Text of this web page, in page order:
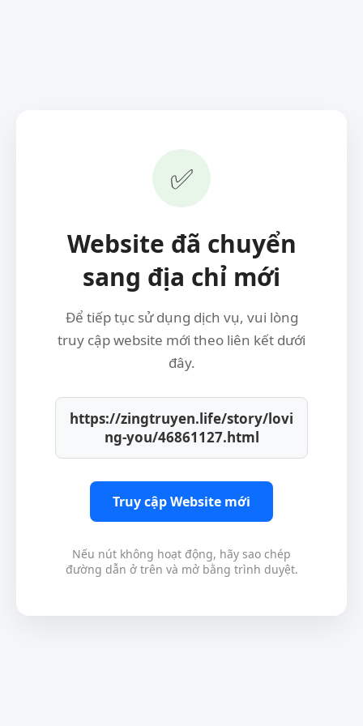
✅
Website đã chuyển
sang địa chỉ mới
Để tiếp tục sử dụng dịch vụ, vui lòng
truy cập website mới theo liên kết dưới
đây.
https://zingtruyen.life/story/lovi
ng-you/46861127.html
Truy cập Website mới
Nếu nút không hoạt động, hãy sao chép
đường dẫn ở trên và mở bằng trình duyệt.